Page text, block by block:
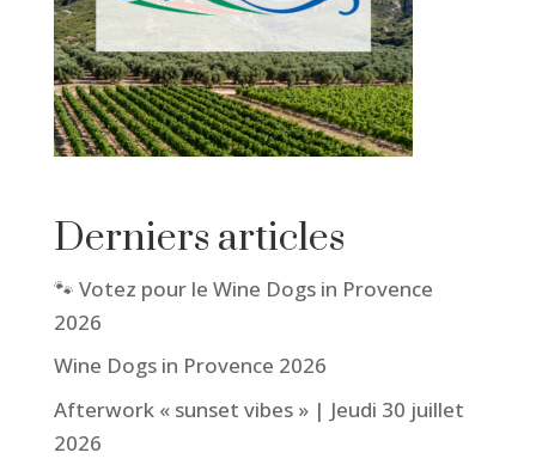
Derniers articles
🐾 Votez pour le Wine Dogs in Provence
2026
Wine Dogs in Provence 2026
Afterwork « sunset vibes » | Jeudi 30 juillet
2026